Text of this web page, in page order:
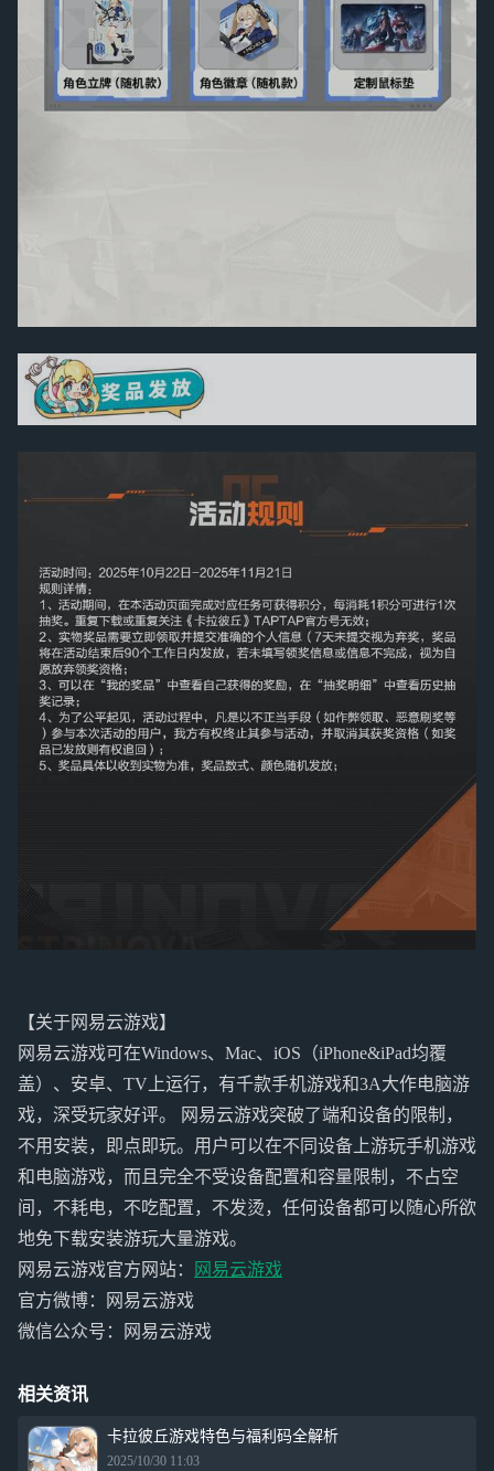
【关于网易云游戏】
网易云游戏可在Windows、Mac、iOS（iPhone&iPad均覆
盖）、安卓、TV上运行，有千款手机游戏和3A大作电脑游
戏，深受玩家好评。 网易云游戏突破了端和设备的限制，
不用安装，即点即玩。用户可以在不同设备上游玩手机游戏
和电脑游戏，而且完全不受设备配置和容量限制，不占空
间，不耗电，不吃配置，不发烫，任何设备都可以随心所欲
地免下载安装游玩大量游戏。
网易云游戏官方网站：
网易云游戏
官方微博：网易云游戏
微信公众号：网易云游戏
相关资讯
卡拉彼丘游戏特色与福利码全解析
2025/10/30 11:03